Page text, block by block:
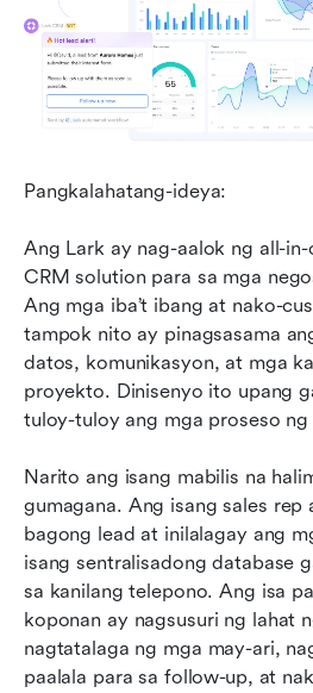
Pangkalahatang-ideya:
Ang Lark ay nag-aalok ng all-
CRM solution para sa mga
Ang mga iba’t ibang at nako-
tampok nito ay pinagsasama
datos, komunikasyon, at mga
proyekto. Dinisenyo ito upang
tuloy-tuloy ang mga proseso ng
Narito ang isang mabilis na
gumagana. Ang isang sales rep
bagong lead at inilalagay ang
isang sentralisadong database
sa kanilang telepono. Ang isa
koponan ay nagsusuri ng lahat
nagtatalaga ng mga may-ari,
paalala para sa follow-up, at